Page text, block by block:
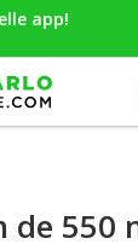
app!
de 550